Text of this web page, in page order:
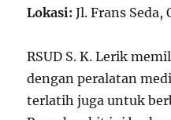
Lokasi: Jl. Frans Seda,
RSUD S. K. Lerik
dengan peralatan
terlatih juga untuk